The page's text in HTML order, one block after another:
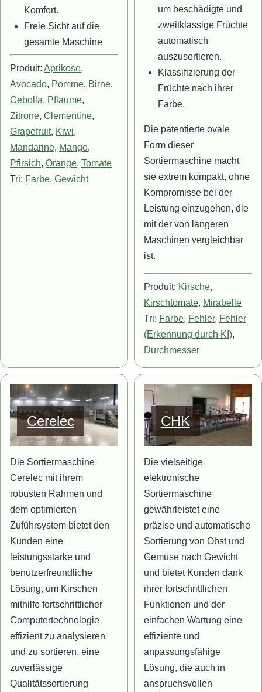
Komfort.
Freie Sicht auf die
gesamte Maschine
Produit: Aprikose,
Avocado, Pomme, Birne,
Cebolla, Pflaume,
Zitrone, Clementine,
Grapefruit, Kiwi,
Mandarine, Mango,
Pfirsich, Orange, Tomate
Tri: Farbe, Gewicht
um beschädigte und
zweitklassige Früchte
automatisch
auszusortieren.
Klassifizierung der
Früchte nach ihrer
Farbe.
Die patentierte ovale
Form dieser
Sortiermaschine macht
sie extrem kompakt, ohne
Kompromisse bei der
Leistung einzugehen, die
mit der von längeren
Maschinen vergleichbar
ist.
Produit: Kirsche,
Kirschtomate, Mirabelle
Tri: Farbe, Fehler, Fehler
(Erkennung durch KI),
Durchmesser
Bild
Cerelec
Die Sortiermaschine
Cerelec mit ihrem
robusten Rahmen und
dem optimierten
Zuführsystem bietet den
Kunden eine
leistungsstarke und
benutzerfreundliche
Lösung, um Kirschen
mithilfe fortschrittlicher
Computertechnologie
effizient zu analysieren
und zu sortieren, eine
zuverlässige
Qualitätssortierung
Bild
CHK
Die vielseitige
elektronische
Sortiermaschine
gewährleistet eine
präzise und automatische
Sortierung von Obst und
Gemüse nach Gewicht
und bietet Kunden dank
ihrer fortschrittlichen
Funktionen und der
einfachen Wartung eine
effiziente und
anpassungsfähige
Lösung, die auch in
anspruchsvollen